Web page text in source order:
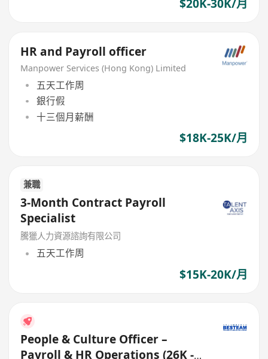
$20K-30K/月
HR and Payroll officer
Manpower Services (Hong Kong) Limited
五天工作周
銀行假
十三個月薪酬
$18K-25K/月
兼職
3-Month Contract Payroll
Specialist
騰獵人力資源諮詢有限公司
五天工作周
$15K-20K/月
People & Culture Officer –
Payroll & HR Operations (26K -